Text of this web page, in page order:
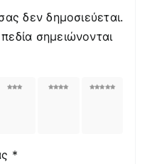
δεν δημοσιεύεται.
σημειώνονται
3
4
5
*